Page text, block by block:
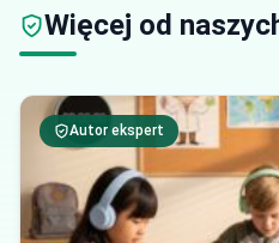
Więcej od
Autor ekspert